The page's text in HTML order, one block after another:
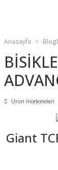
Anasayfa
Ürün İncelemeleri
Giant